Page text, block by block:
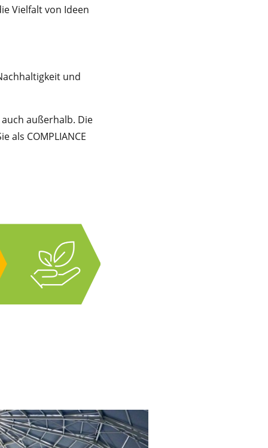
Vielfalt von Ideen
und
außerhalb. Die
als COMPLIANCE